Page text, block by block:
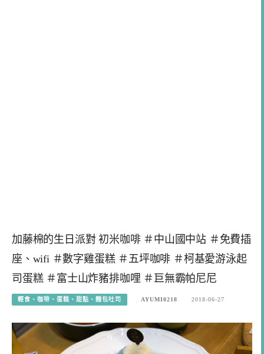
加藤棉的生日派對 初米咖啡 ＃中山國中站 ＃免費插
座、wifi ＃數字雞蛋糕 ＃五坪咖啡 ＃柯基愛游泳起
司蛋糕 ＃富士山炸豬排咖哩 ＃巨無霸帕尼尼
輕食、咖啡、蛋糕、甜點、麵包吐司 AYUMI0218 2018-06-27